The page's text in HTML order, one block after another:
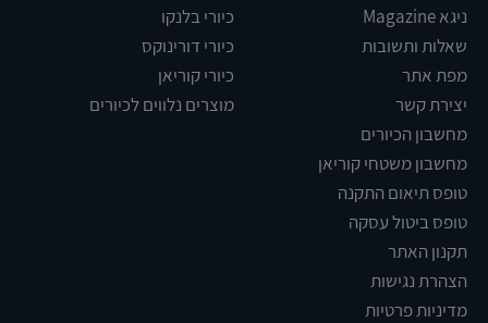
ניגא Magazine
שאלות ותשובות
מפת אתר
יצירת קשר
מחשבון הכיורים
מחשבון משטחי קוריאן
טופס תיאום התקנה
טופס ביטול עסקה
תקנון האתר
הצהרת נגישות
מדיניות פרטיות
כיורי בלנקו
כיורי דורינוקס
כיורי קוריאן
מוצרים נלווים לכיורים